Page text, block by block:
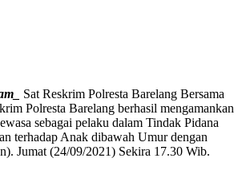
Sat Reskrim Polresta Barelang Bersama
Polresta Barelang berhasil mengamankan
sebagai pelaku dalam Tindak Pidana
terhadap Anak dibawah Umur dengan
Jumat (24/09/2021) Sekira 17.30 Wib.